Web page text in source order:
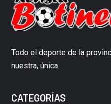
Todo el deporte de la
nuestra, única.
CATEGORÍAS